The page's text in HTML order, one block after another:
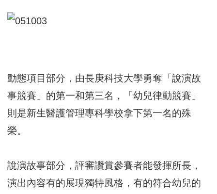
動態項目部分，由長庚科技大學勇奪「說演故
事競賽」的第一和第三名，「幼兒律動競賽」
則是新生醫護管理專科學校拿下第一名的殊
榮。
說演故事部分，評審讚賞參賽者能發揮所長，
演出內容有的展現獨特風格，有的符合幼兒的